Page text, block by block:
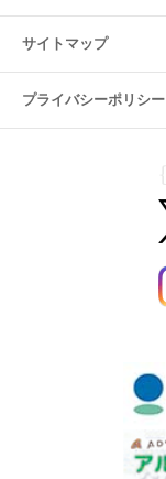
サイトマップ
プライバシーポリシー